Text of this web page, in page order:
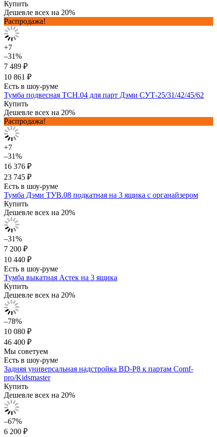
Купить
Дешевле всех на 20%
Распродажа!
+7
–31%
7 489 ₽
10 861 ₽
Есть в шоу-руме
Тумба подвесная ТСН.04 для парт Дэми СУТ-25/31/42/45/62
Купить
Дешевле всех на 20%
Распродажа!
+7
–31%
16 376 ₽
23 745 ₽
Есть в шоу-руме
Тумба Дэми ТУВ.08 подкатная на 3 ящика с органайзером
Купить
Дешевле всех на 20%
–31%
7 200 ₽
10 440 ₽
Есть в шоу-руме
Тумба выкатная Астек на 3 ящика
Купить
Дешевле всех на 20%
–78%
10 080 ₽
46 400 ₽
Мы советуем
Есть в шоу-руме
Задняя универсальная надстройка BD-P8 к партам Comf-
pro/Kidsmaster
Купить
Дешевле всех на 20%
–67%
6 200 ₽